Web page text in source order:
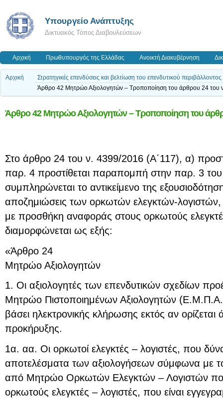
Υπουργείο Ανάπτυξης
Δικτυακός Τόπος Διαβουλεύσεων
Αρχική Πρωθυπουργός της Ελλάδας Ανοικτή Διακυβέρνηση
Αρχική
Στρατηγικές επενδύσεις και βελτίωση του επενδυτικού
Άρθρο 42 Μητρώο Αξιολογητών – Τροποποίηση του άρθρου 24 του
Άρθρο 42 Μητρώο Αξιολογητών – Τροποποίηση του
Στο άρθρο 24 του ν. 4399/2016 (Α΄117), α)
παρ. 4 προστίθεται παραπομπή στην παρ. 3
συμπληρώνεται το αντικείμενο της
αποζημιώσεις των ορκωτών ελεγκτών-λογιστών,
με προσθήκη αναφοράς στους ορκωτούς
διαμορφώνεται ως εξής:
«Άρθρο 24
Μητρώο Αξιολογητών
1. Οι αξιολογητές των επενδυτικών σχεδίων
Μητρώο Πιστοποιημένων Αξιολογητών
βάσει ηλεκτρονικής κλήρωσης εκτός αν
προκήρυξης.
1α. αα. Οι ορκωτοί ελεγκτές – λογιστές, που
αποτελέσματα των αξιολογήσεων σύμφωνα με
από Μητρώο Ορκωτών Ελεγκτών – Λογιστών
ορκωτούς ελεγκτές – λογιστές, που είναι